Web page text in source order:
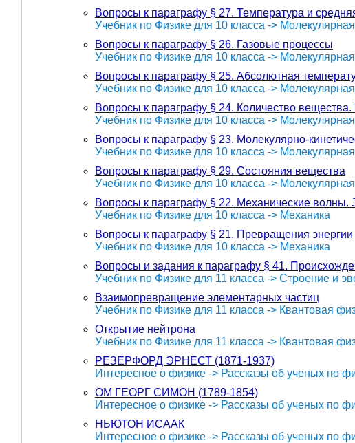
Вопросы к параграфу § 27. Температура и
Учебник по Физике для 10 класса ->
Вопросы к параграфу § 26. Газовые процессы
Учебник по Физике для 10 класса ->
Вопросы к параграфу § 25. Абсолютная
Учебник по Физике для 10 класса ->
Вопросы к параграфу § 24. Количество
Учебник по Физике для 10 класса ->
Вопросы к параграфу § 23. Молекулярно-
Учебник по Физике для 10 класса ->
Вопросы к параграфу § 29. Состояния вещества
Учебник по Физике для 10 класса ->
Вопросы к параграфу § 22. Механические волны.
Учебник по Физике для 10 класса -> Механика
Вопросы к параграфу § 21. Превращения
Учебник по Физике для 10 класса -> Механика
Вопросы и задания к параграфу § 41.
Учебник по Физике для 11 класса -> Строение и
Взаимопревращение элементарных частиц
Учебник по Физике для 11 класса -> Квантовая
Открытие нейтрона
Учебник по Физике для 11 класса -> Квантовая
РЕЗЕРФОРД ЭРНЕСТ (1871-1937)
Интересное о физике -> Рассказы об ученых по
ОМ ГЕОРГ СИМОН (1789-1854)
Интересное о физике -> Рассказы об ученых по
НЬЮТОН ИСААК
Интересное о физике -> Рассказы об ученых по